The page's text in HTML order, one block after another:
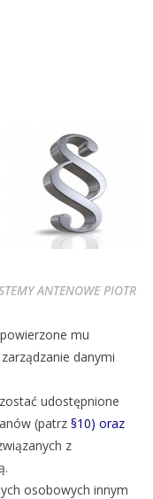
ANTENOWE PIOTR
mu
danymi
udostępnione
(patrz §10) oraz
z
osobowych innym